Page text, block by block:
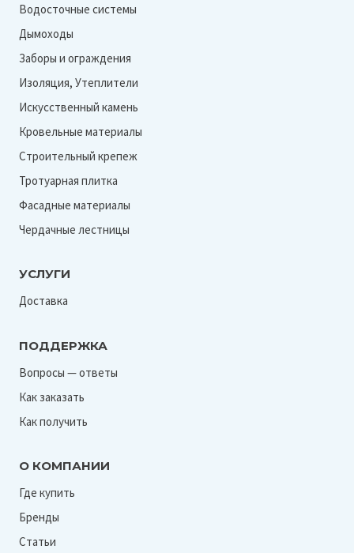
Водосточные системы
Дымоходы
Заборы и ограждения
Изоляция, Утеплители
Искусственный камень
Кровельные материалы
Строительный крепеж
Тротуарная плитка
Фасадные материалы
Чердачные лестницы
УСЛУГИ
Доставка
ПОДДЕРЖКА
Вопросы — ответы
Как заказать
Как получить
О КОМПАНИИ
Где купить
Бренды
Статьи